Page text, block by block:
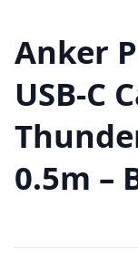
Anker
USB-C
0.5m –